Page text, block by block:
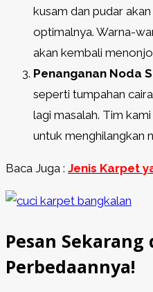
kusam dan pudar
optimalnya. Warna-
akan kembali
Penanganan Noda
seperti tumpahan
lagi masalah. Tim
untuk menghilangkan
Baca Juga : Jenis Karpet
Pesan Sekarang
Perbedaannya!